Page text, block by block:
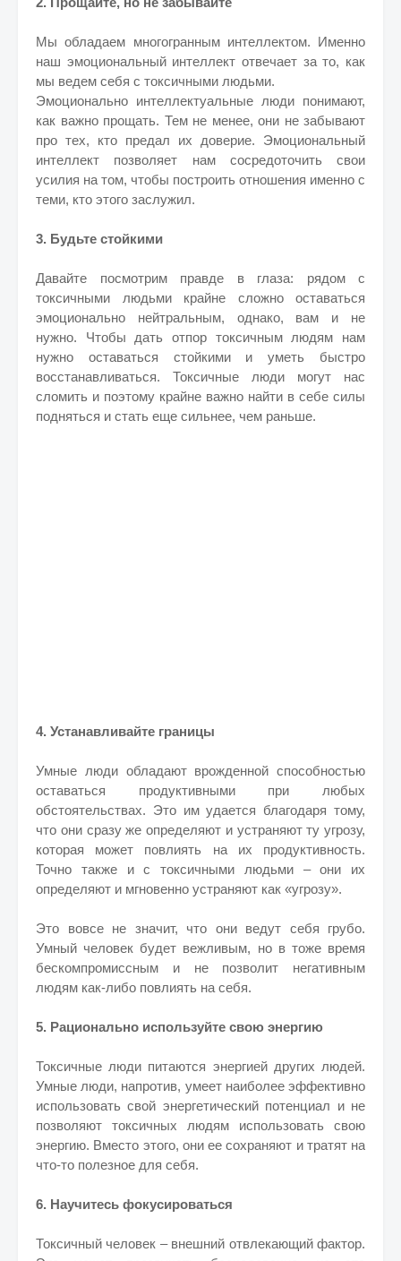
Мы обладаем многогранным интеллектом. Именно
наш эмоциональный интеллект отвечает за то, как
мы ведем себя с токсичными людьми.
Эмоционально интеллектуальные люди понимают,
как важно прощать. Тем не менее, они не забывают
про тех, кто предал их доверие. Эмоциональный
интеллект позволяет нам сосредоточить свои
усилия на том, чтобы построить отношения именно с
теми, кто этого заслужил.
3. Будьте стойкими
Давайте посмотрим правде в глаза: рядом с
токсичными людьми крайне сложно оставаться
эмоционально нейтральным, однако, вам и не
нужно. Чтобы дать отпор токсичным людям нам
нужно оставаться стойкими и уметь быстро
восстанавливаться. Токсичные люди могут нас
сломить и поэтому крайне важно найти в себе силы
подняться и стать еще сильнее, чем раньше.
4. Устанавливайте границы
Умные люди обладают врожденной способностью
оставаться продуктивными при любых
обстоятельствах. Это им удается благодаря тому,
что они сразу же определяют и устраняют ту угрозу,
которая может повлиять на их продуктивность.
Точно также и с токсичными людьми – они их
определяют и мгновенно устраняют как «угрозу».
Это вовсе не значит, что они ведут себя грубо.
Умный человек будет вежливым, но в тоже время
бескомпромиссным и не позволит негативным
людям как-либо повлиять на себя.
5. Рационально используйте свою энергию
Токсичные люди питаются энергией других людей.
Умные люди, напротив, умеет наиболее эффективно
использовать свой энергетический потенциал и не
позволяют токсичных людям использовать свою
энергию. Вместо этого, они ее сохраняют и тратят на
что-то полезное для себя.
6. Научитесь фокусироваться
Токсичный человек – внешний отвлекающий фактор.